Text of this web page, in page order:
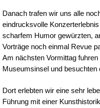
Danach trafen wir uns alle
eindrucksvolle
scharfem Humor gewürzten,
Vorträge noch einmal Revue
Am nächsten Vormittag
Museumsinsel und besuchten
Dort erlebten wir eine sehr
Führung mit einer